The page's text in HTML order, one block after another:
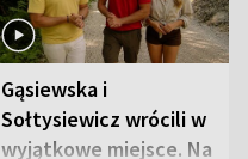
Gąsiewska i
Sołtysiewicz wrócili w
wyjątkowe miejsce. Na